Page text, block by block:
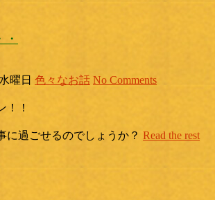
曜日 色々なお話 No Comments
！！
に過ごせるのでしょうか？ Read the rest